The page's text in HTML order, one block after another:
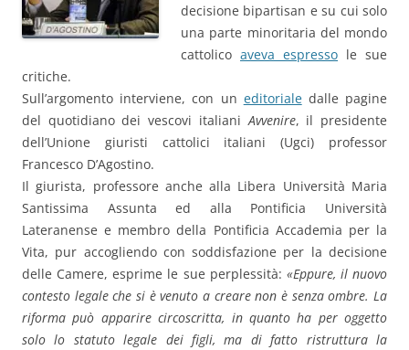
decisione bipartisan e su cui solo
una parte minoritaria del mondo
cattolico aveva espresso le sue
critiche.
Sull’argomento interviene, con un editorialedalle pagine
del quotidiano dei vescovi italianiAvvenire, il presidente
dell’Unione giuristi cattolici italiani (Ugci) professor
Francesco D’Agostino.
Il giurista, professore anche alla Libera Università Maria
Santissima Assunta ed alla Pontificia Università
Lateranense e membro della Pontificia Accademia per la
Vita, pur accogliendo con soddisfazione per la decisione
delle Camere, esprime le sue perplessità: «Eppure, il nuovo
contesto legale che si è venuto a creare non è senza ombre. La
riforma può apparire circoscritta, in quanto ha per oggetto
solo lo statuto legale dei figli, ma di fatto ristruttura la